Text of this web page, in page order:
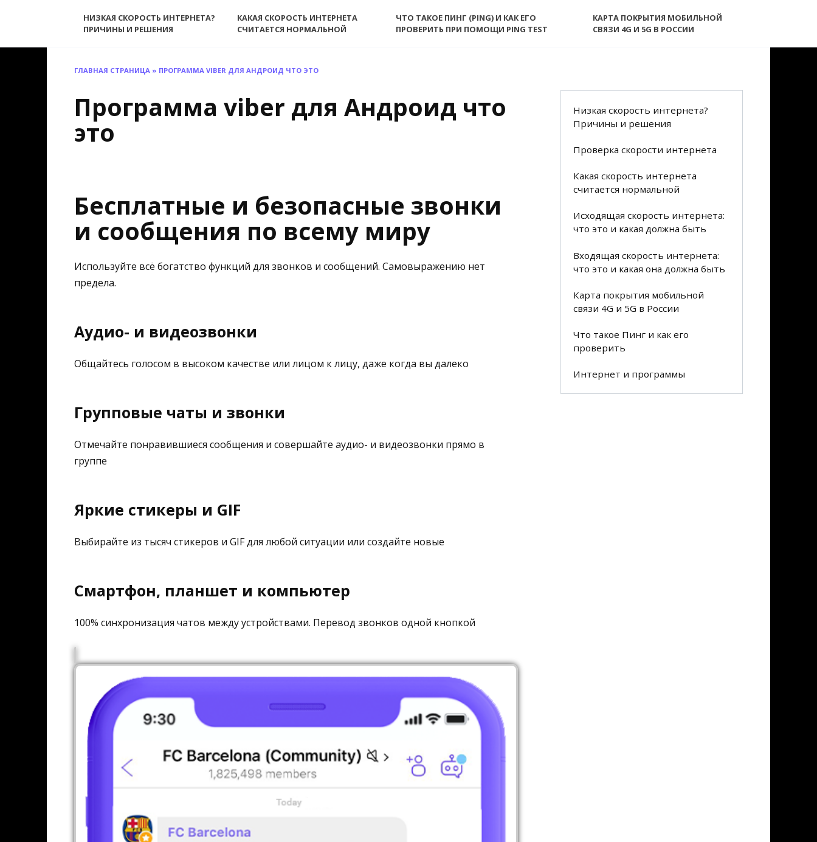
НИЗКАЯ СКОРОСТЬ ИНТЕРНЕТА?
ПРИЧИНЫ И РЕШЕНИЯ
КАКАЯ СКОРОСТЬ ИНТЕРНЕТА
СЧИТАЕТСЯ НОРМАЛЬНОЙ
ЧТО ТАКОЕ ПИНГ (PING) И КАК ЕГО
ПРОВЕРИТЬ ПРИ ПОМОЩИ PING TEST
КАРТА ПОКРЫТИЯ МОБИЛЬНОЙ
СВЯЗИ 4G И 5G В РОССИИ
ГЛАВНАЯ СТРАНИЦА » ПРОГРАММА VIBER ДЛЯ АНДРОИД ЧТО ЭТО
Программа viber для Андроид что
это
Бесплатные и безопасные звонки
и сообщения по всему миру
Используйте всё богатство функций для звонков и сообщений. Самовыражению нет
предела.
Аудио- и видеозвонки
Общайтесь голосом в высоком качестве или лицом к лицу, даже когда вы далеко
Групповые чаты и звонки
Отмечайте понравившиеся сообщения и совершайте аудио- и видеозвонки прямо в
группе
Яркие стикеры и GIF
Выбирайте из тысяч стикеров и GIF для любой ситуации или создайте новые
Смартфон, планшет и компьютер
100% синхронизация чатов между устройствами. Перевод звонков одной кнопкой
Низкая скорость интернета?
Причины и решения
Проверка скорости интернета
Какая скорость интернета
считается нормальной
Исходящая скорость интернета:
что это и какая должна быть
Входящая скорость интернета:
что это и какая она должна быть
Карта покрытия мобильной
связи 4G и 5G в России
Что такое Пинг и как его
проверить
Интернет и программы